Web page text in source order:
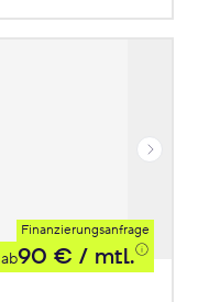
Finanzierungsanfrage
ab90 € / mtl.